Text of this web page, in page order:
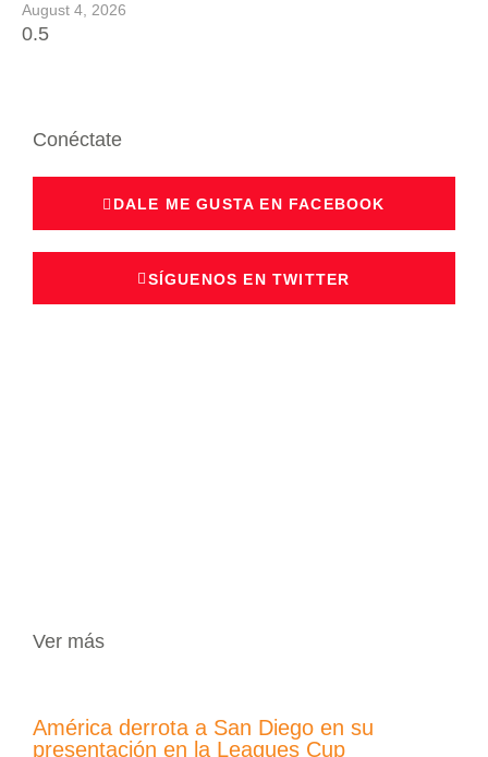
August 4, 2026
Conéctate
DALE ME GUSTA EN FACEBOOK
SÍGUENOS EN TWITTER
Ver más
América derrota a San Diego en su
presentación en la Leagues Cup